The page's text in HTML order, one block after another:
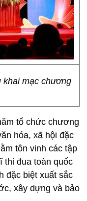
khai mạc chương
tổ chức chương
hóa, xã hội đặc
tôn vinh các tập
thi đua toàn quốc
đặc biệt xuất sắc
xây dựng và bảo